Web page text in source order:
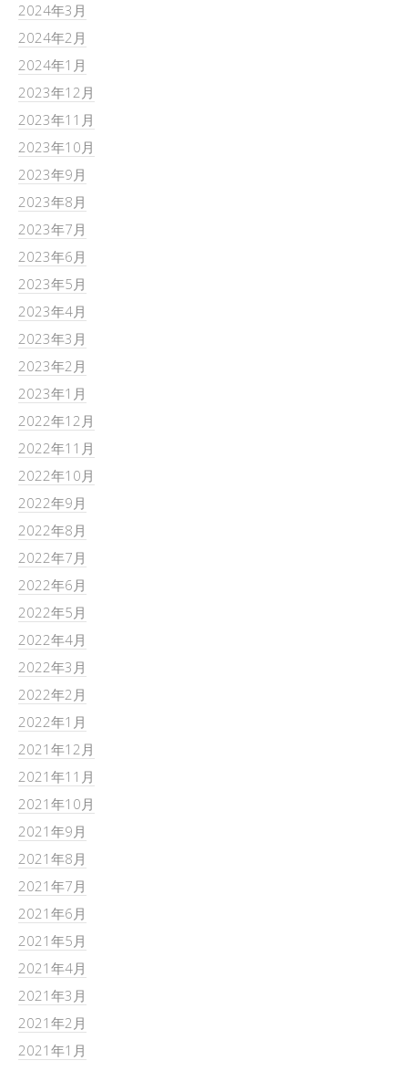
2024年3月
2024年2月
2024年1月
2023年12月
2023年11月
2023年10月
2023年9月
2023年8月
2023年7月
2023年6月
2023年5月
2023年4月
2023年3月
2023年2月
2023年1月
2022年12月
2022年11月
2022年10月
2022年9月
2022年8月
2022年7月
2022年6月
2022年5月
2022年4月
2022年3月
2022年2月
2022年1月
2021年12月
2021年11月
2021年10月
2021年9月
2021年8月
2021年7月
2021年6月
2021年5月
2021年4月
2021年3月
2021年2月
2021年1月